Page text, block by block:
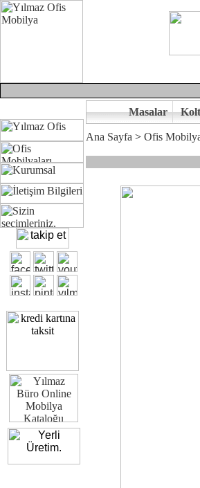
Ofisinizin dekorasyonunda ergonomi ve
Çünkü sitemizde bulunan seçkin ürünler
Size yakışan ofis tasarımına gelin birlikte
Kalite ve ergonomiyi arıyanların
Masalar
Ana Sayfa > Ofis